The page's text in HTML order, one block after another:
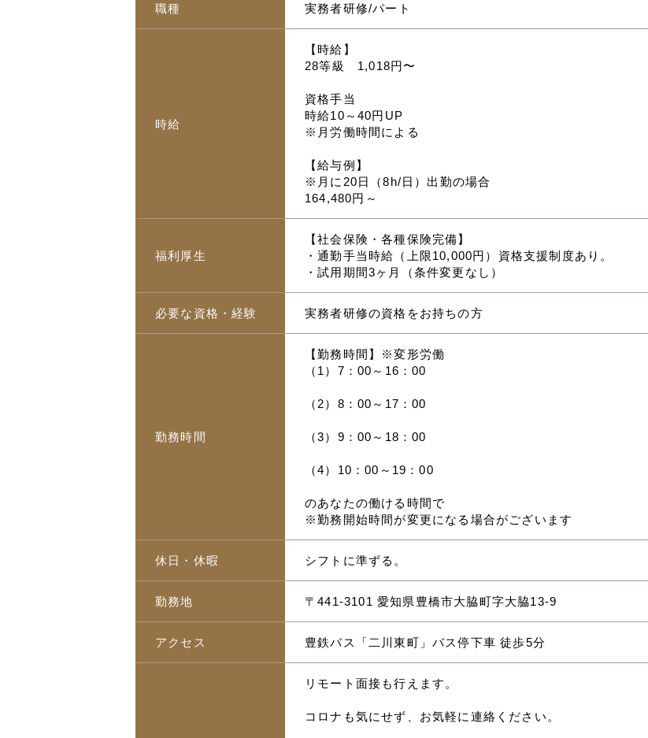
職種 実務者研修/パート
時給
【時給】
28等級 1,018円〜
資格手当
時給10～40円UP
※月労働時間による
【給与例】
※月に20日（8h/日）出勤の場合
164,480円～
福利厚生
【社会保険・各種保険完備】
・通勤手当時給（上限10,000円）資格支援制度あり。
・試用期間3ヶ月（条件変更なし）
必要な資格・経験 実務者研修の資格をお持ちの方
勤務時間
【勤務時間】※変形労働
（1）7：00～16：00
（2）8：00～17：00
（3）9：00～18：00
（4）10：00～19：00
のあなたの働ける時間で
※勤務開始時間が変更になる場合がございます
休日・休暇 シフトに準ずる。
勤務地 〒441-3101 愛知県豊橋市大脇町字大脇13-9
アクセス 豊鉄バス「二川東町」バス停下車 徒歩5分
リモート面接も行えます。
コロナも気にせず、お気軽に連絡ください。